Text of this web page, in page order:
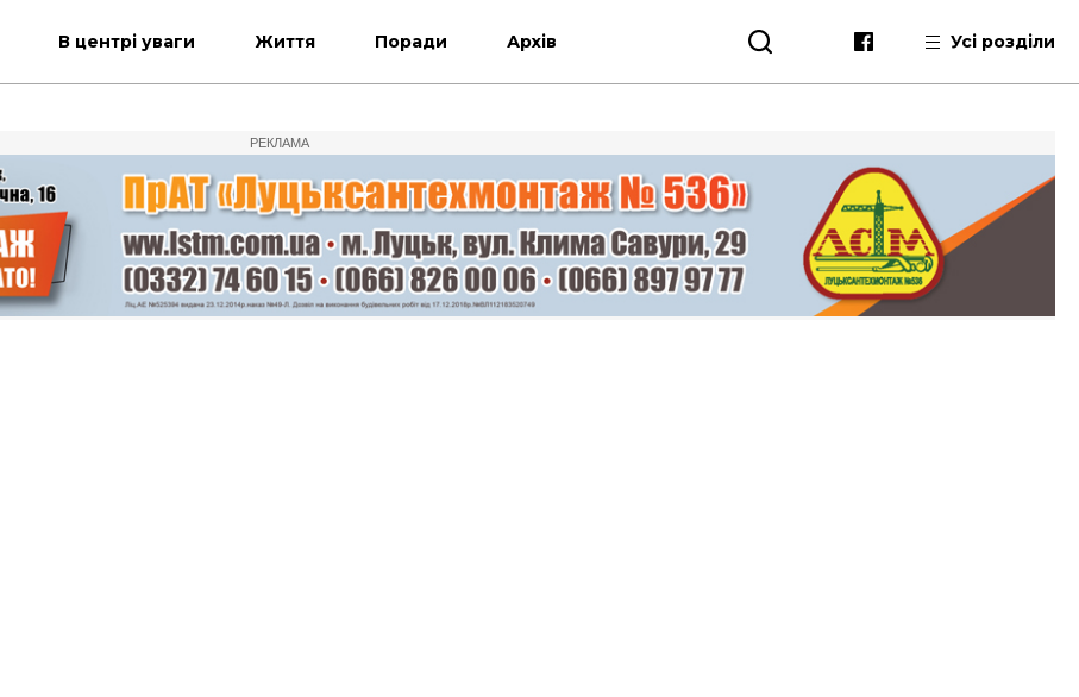
В центрі уваги Життя Поради Архів Усі розділи
РЕКЛАМА